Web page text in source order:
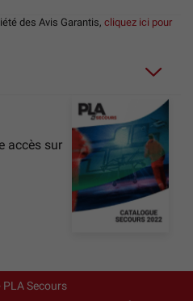
des Avis Garantis, cliquez ici pour
accès sur
Secours